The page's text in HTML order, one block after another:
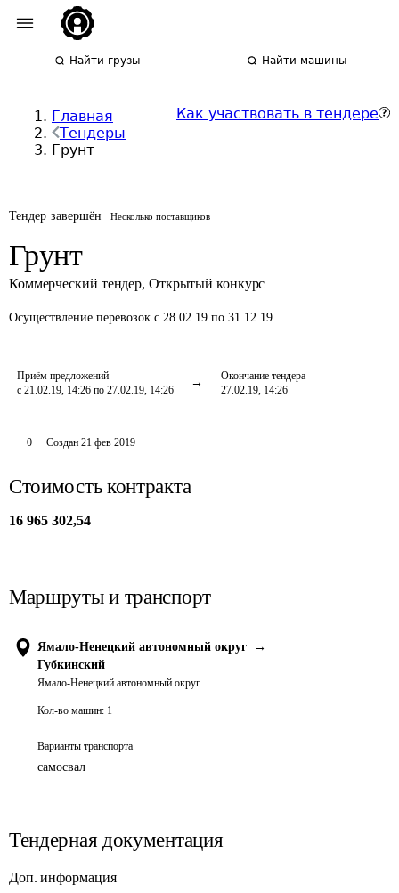
Найти грузы Найти машины
Главная
Тендеры
Грунт
Как участвовать в тендере
Тендер завершён Несколько поставщиков
Грунт
Коммерческий тендер, Открытый конкурс
Осуществление перевозок с 28.02.19 по 31.12.19
Приём предложений
с 21.02.19, 14:26 по 27.02.19, 14:26
Окончание тендера
27.02.19, 14:26
0 Создан 21 фев 2019
Стоимость контракта
16 965 302,54
Маршруты и транспорт
Ямало-Ненецкий автономный округ
→
Губкинский
Ямало-Ненецкий автономный округ
Кол-во машин: 1
Варианты транспорта
самосвал
Тендерная документация
Доп. информация